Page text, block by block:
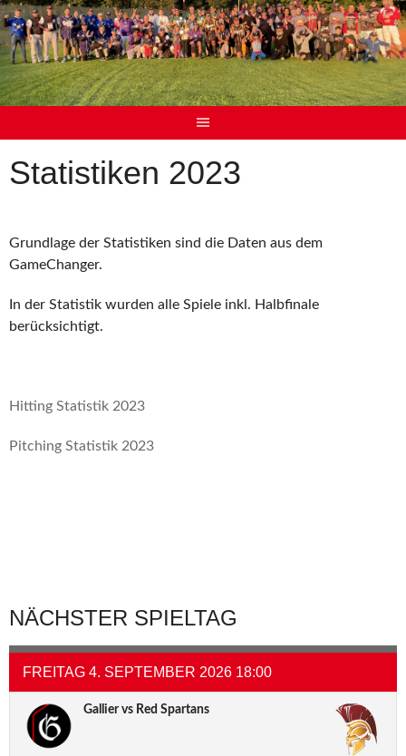
Statistiken 2023
Grundlage der Statistiken sind die Daten aus dem
GameChanger.
In der Statistik wurden alle Spiele inkl. Halbfinale
berücksichtigt.
Hitting Statistik 2023
Pitching Statistik 2023
NÄCHSTER SPIELTAG
FREITAG 4. SEPTEMBER 2026 18:00
Gallier vs Red Spartans